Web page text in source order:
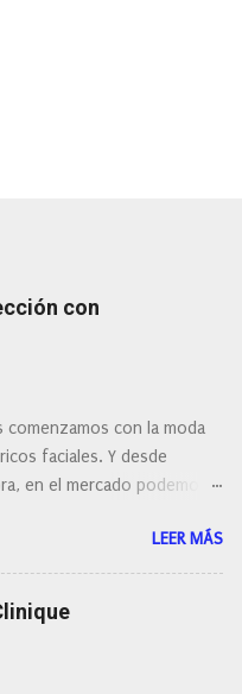
con
comenzamos con la moda
faciales. Y desde
en el mercado podemos
a pilas, a batería,
de oscilación... y
los precios. Existe en la
que antes de hacer la
unas preguntas:
LEER MÁS